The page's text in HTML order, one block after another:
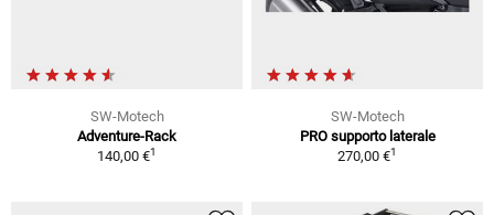
SW-Motech
Adventure-Rack
140,00 €1
SW-Motech
PRO supporto laterale
270,00 €1